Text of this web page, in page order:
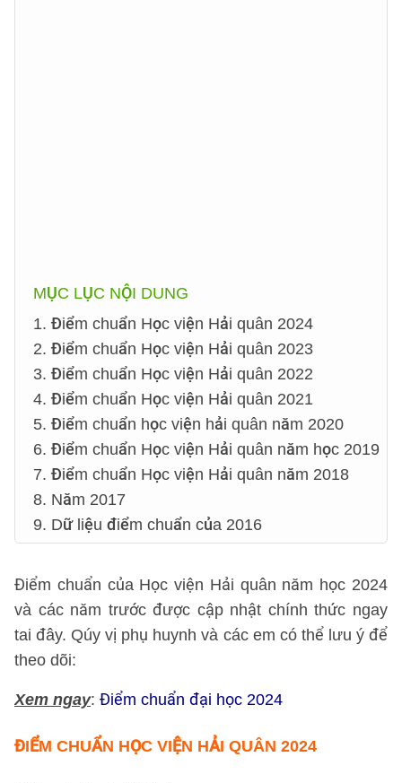
MỤC LỤC NỘI DUNG
1. Điểm chuẩn Học viện Hải quân 2024
2. Điểm chuẩn Học viện Hải quân 2023
3. Điểm chuẩn Học viện Hải quân 2022
4. Điểm chuẩn Học viện Hải quân 2021
5. Điểm chuẩn học viện hải quân năm 2020
6. Điểm chuẩn Học viện Hải quân năm học 2019
7. Điểm chuẩn Học viện Hải quân năm 2018
8. Năm 2017
9. Dữ liệu điểm chuẩn của 2016
Điểm chuẩn của Học viện Hải quân năm học 2024
và các năm trước được cập nhật chính thức ngay
tai đây. Qúy vị phụ huynh và các em có thể lưu ý để
theo dõi:
Xem ngay: Điểm chuẩn đại học 2024
ĐIỂM CHUẨN HỌC VIỆN HẢI QUÂN 2024